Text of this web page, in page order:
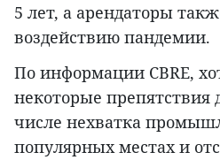
5 лет, а арендаторы
воздействию пандемии.
По информации CBRE,
некоторые препятствия
числе нехватка
популярных местах и